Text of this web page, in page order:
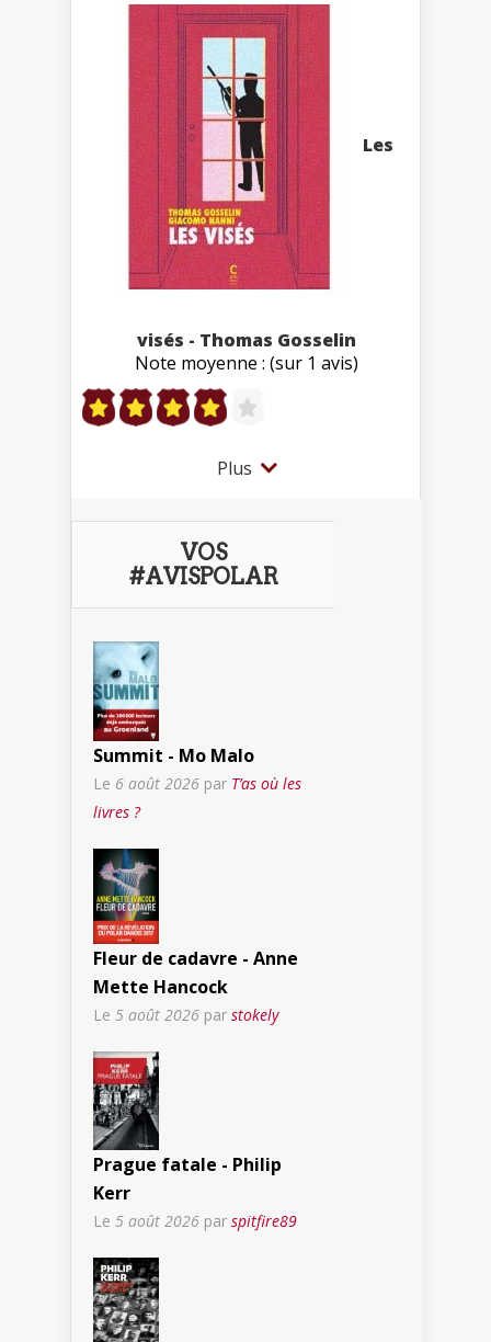
Les
visés - Thomas Gosselin
Note moyenne : (sur 1 avis)
Plus
VOS
#AVISPOLAR
Summit - Mo Malo
Le 6 août 2026 par T’as où les
livres ?
Fleur de cadavre - Anne
Mette Hancock
Le 5 août 2026 par stokely
Prague fatale - Philip
Kerr
Le 5 août 2026 par spitfire89